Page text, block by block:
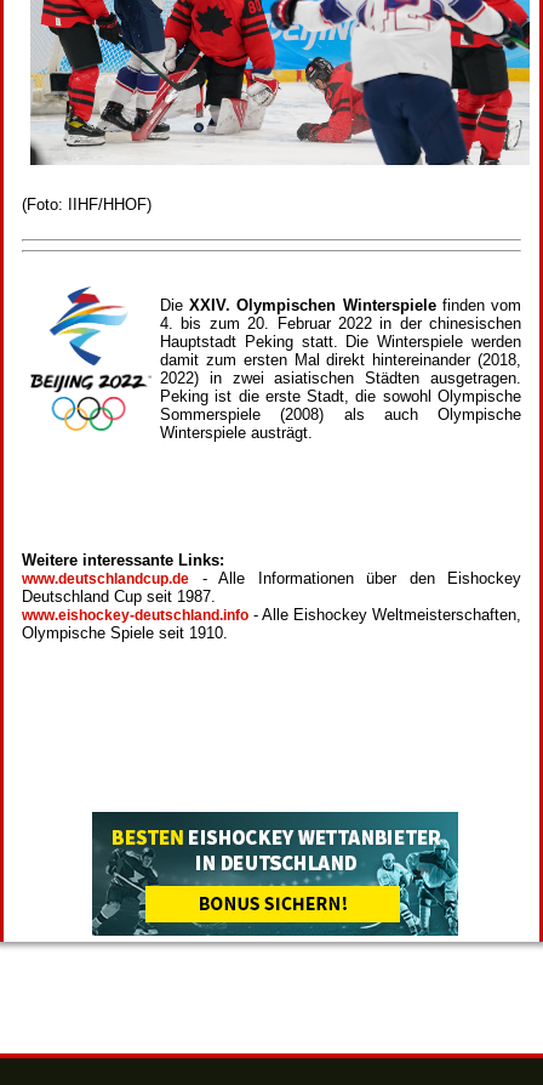
(Foto: IIHF/HHOF)
DieXXIV. Olympischen Winterspielefinden vom
4. bis zum 20. Februar 2022 in der chinesischen
Hauptstadt Peking statt. Die Winterspiele werden
damit zum ersten Mal direkt hintereinander (2018,
2022) in zwei asiatischen Städten ausgetragen.
Peking ist die erste Stadt, die sowohl Olympische
Sommerspiele (2008) als auch Olympische
Winterspiele austrägt.
Weitere interessante Links:
www.deutschlandcup.de - Alle Informationen über den Eishockey
Deutschland Cup seit 1987.
www.eishockey-deutschland.info - Alle Eishockey Weltmeisterschaften,
Olympische Spiele seit 1910.